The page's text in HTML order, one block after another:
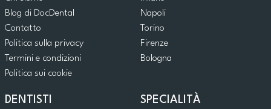
Blog di DocDental
Contatto
Politica sulla privacy
Termini e condizioni
Politica sui cookie
Napoli
Torino
Firenze
Bologna
DENTISTI SPECIALITÀ